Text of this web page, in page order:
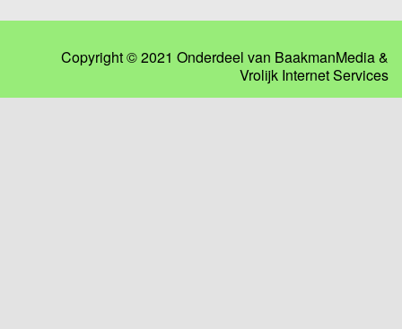
Copyright © 2021 Onderdeel van BaakmanMedia&
Vrolijk Internet Services